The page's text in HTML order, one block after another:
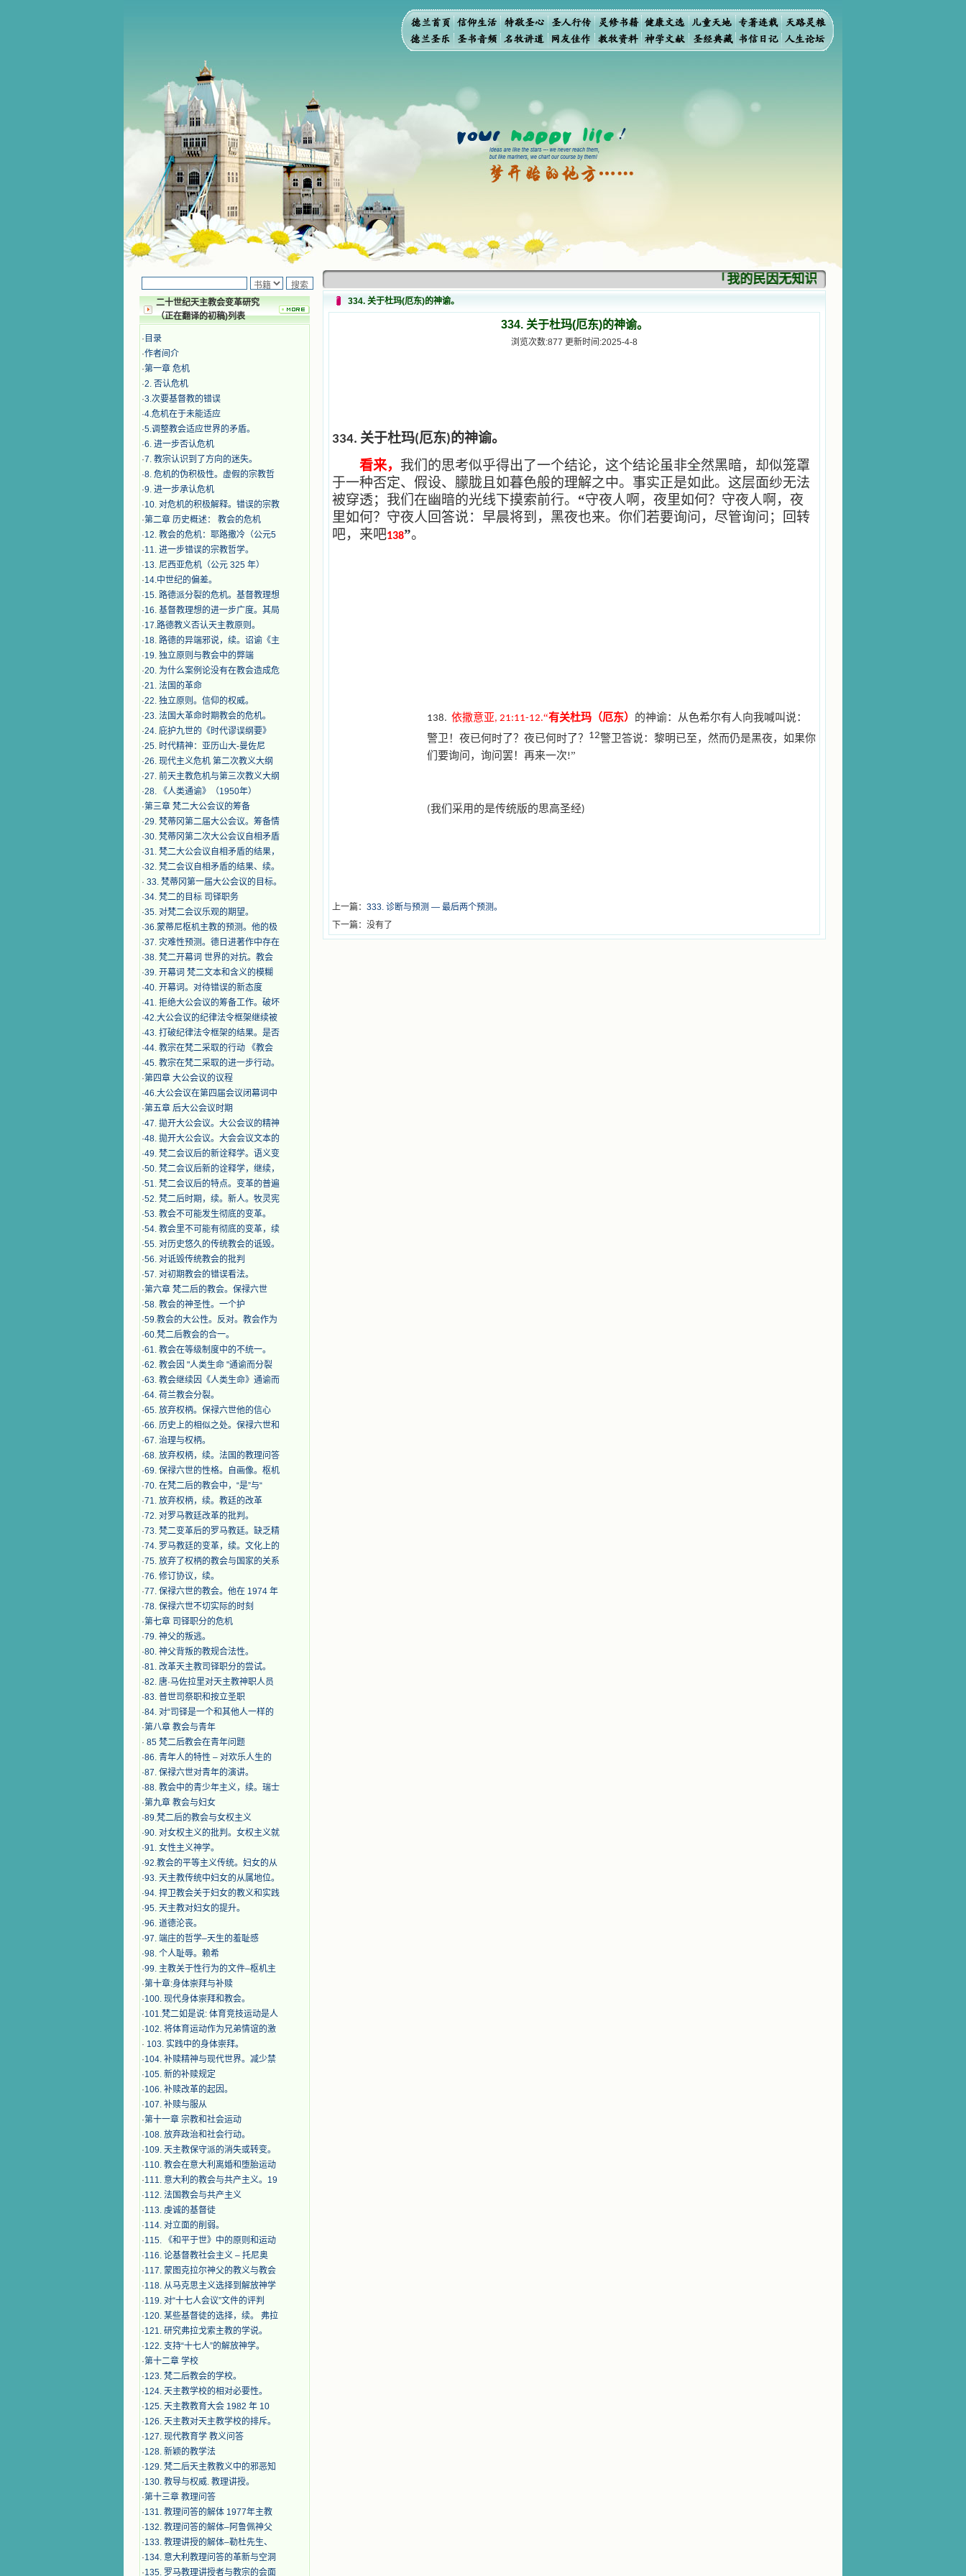
二十世纪天主教会变革研究
（正在翻译的初稿)列表
· 目录
·作者间介
·第一章 危机
·2. 否认危机
·3.次要基督教的错误
·4.危机在于未能适应
·5.调整教会适应世界的矛盾。
·6. 进一步否认危机
·7. 教宗认识到了方向的迷失。
·8. 危机的伪积极性。虚假的宗教哲
·9. 进一步承认危机
·10. 对危机的积极解释。错误的宗教
·第二章 历史概述： 教会的危机
·12. 教会的危机：耶路撒冷（公元5
·11. 进一步错误的宗教哲学。
·13. 尼西亚危机（公元 325 年）
·14.中世纪的偏差。
·15. 路德派分裂的危机。基督教理想
·16. 基督教理想的进一步广度。其局
·17.路德教义否认天主教原则。
·18. 路德的异端邪说，续。诏谕《主
·19. 独立原则与教会中的弊端
·20. 为什么案例论没有在教会造成危
·21. 法国的革命
·22. 独立原则。信仰的权威。
·23. 法国大革命时期教会的危机。
·24. 庇护九世的《时代谬误纲要》
·25. 时代精神：亚历山大-曼佐尼
·26. 现代主义危机 第二次教义大纲
·27. 前天主教危机与第三次教义大纲
·28. 《人类通谕》（1950年）
·第三章 梵二大公会议的筹备
·29. 梵蒂冈第二届大公会议。筹备情
·30. 梵蒂冈第二次大公会议自相矛盾
·31. 梵二大公会议自相矛盾的结果，
·32. 梵二会议自相矛盾的结果、续。
· 33. 梵蒂冈第一届大公会议的目标。
·34. 梵二的目标 司铎职务
·35. 对梵二会议乐观的期望。
·36.蒙蒂尼枢机主教的预测。他的极
·37. 灾难性预测。德日进著作中存在
·38. 梵二开幕词 世界的对抗。教会
·39. 开幕词 梵二文本和含义的模糊
·40. 开幕词。对待错误的新态度
·41. 拒绝大公会议的筹备工作。破坏
·42.大公会议的纪律法令框架继续被
·43. 打破纪律法令框架的结果。是否
·44. 教宗在梵二采取的行动 《教会
·45. 教宗在梵二采取的进一步行动。
·第四章 大公会议的议程
·46.大公会议在第四届会议闭幕词中
·第五章 后大公会议时期
·47. 拋开大公会议。大公会议的精神
·48. 拋开大公会议。大会会议文本的
·49. 梵二会议后的新诠释学。语义变
·50. 梵二会议后新的诠释学，继续，
·51. 梵二会议后的特点。变革的普遍
·52. 梵二后时期，续。新人。牧灵宪
·53. 教会不可能发生彻底的变革。
·54. 教会里不可能有彻底的变革，续
·55. 对历史悠久的传统教会的诋毁。
·56. 对诋毁传统教会的批判
·57. 对初期教会的错误看法。
·第六章 梵二后的教会。保禄六世
·​58. 教会的神圣性。一个护
·59.教会的大公性。反对。教会作为
·60.梵二后教会的合一。
·61. 教会在等级制度中的不统一。
·62. 教会因 "人类生命 "通谕而分裂
·63. 教会继续因《人类生命》通谕而
·64. 荷兰教会分裂。
·65. 放弃权柄。保禄六世他的信心
·66. 历史上的相似之处。保禄六世和
·67. 治理与权柄。
·68. 放弃权柄，续。法国的教理问答
·69. 保禄六世的性格。自画像。枢机
·70. 在梵二后的教会中，“是”与“
·71. 放弃权柄，续。教廷的改革
·72. 对罗马教廷改革的批判。
·73. 梵二变革后的罗马教廷。缺乏精
·74. 罗马教廷的变革，续。文化上的
·75. 放弃了权柄的教会与国家的关系
·76. 修订协议，续。
·77. 保禄六世的教会。他在 1974 年
·78. 保禄六世不切实际的时刻
·第七章 司铎职分的危机
·79. 神父的叛逃。
·80. 神父背叛的教规合法性。
·81. 改革天主教司铎职分的尝试。
·82. 唐·马佐拉里对天主教神职人员
·83. 普世司祭职和按立圣职
·84. 对“司铎是一个和其他人一样的
·第八章 教会与青年
· ​ 85 梵二后教会在青年问题
·86. 青年人的特性 – 对欢乐人生的
·87. 保禄六世对青年的演讲。
·88. 教会中的青少年主义，续。瑞士
·第九章 教会与妇女
·89.梵二后的教会与女权主义
·90. 对女权主义的批判。女权主义就
·91. 女性主义神学。
·92.教会的平等主义传统。妇女的从
·93. 天主教传统中妇女的从属地位。
·94. 捍卫教会关于妇女的教义和实践
·95. 天主教对妇女的提升。
·96. 道德沦丧。
·97. 端庄的哲学–天生的羞耻感
·98. 个人耻辱。赖希
·99. 主教关于性行为的文件–枢机主
·第十章:身体崇拜与补赎
·100. 现代身体崇拜和教会。
·101.梵二如是说: 体育竞技运动是人
·102. 将体育运动作为兄弟情谊的激
· 103. 实践中的身体崇拜。
·104. 补赎精神与现代世界。减少禁
·105. 新的补赎规定
·106. 补赎改革的起因。
·107. 补赎与服从
·第十一章 宗教和社会运动
·108. 放弃政治和社会行动。
·109. 天主教保守派的消失或转变。
·110. 教会在意大利离婚和堕胎运动
·111. 意大利的教会与共产主义。19
·112. 法国教会与共产主义
·113. 虔诚的基督徒
·114. 对立面的削弱。
·115. 《和平于世》中的原则和运动
·116. 论基督教社会主义 – 托尼奥
·117. 蒙图克拉尔神父的教义与教会
·118. 从马克思主义选择到解放神学
·119. 对“十七人会议”文件的评判
·120. 某些基督徒的选择，续。 弗拉
·121. 研究弗拉戈索主教的学说。
·122. 支持“十七人”的解放神学。
·第十二章 学校
·123. 梵二后教会的学校。
·124. 天主教学校的相对必要性。
·125. 天主教教育大会 1982 年 10
·126. 天主教对天主教学校的排斥。
·127. 现代教育学 教义问答
·128. 新颖的教学法
·129. 梵二后天主教教义中的邪恶知
·130. 教导与权威. 教理讲授。
·第十三章 教理问答
·131. 教理问答的解体 1977年主教
·132. 教理问答的解体–阿鲁佩神父
·133. 教理讲授的解体–勒杜先生、
·134. 意大利教理问答的革新与空洞
·135. 罗马教理讲授者与教宗的会面
「我的民因无知识而灭亡。你弃掉知识，我
334. 关于杜玛(厄东)的神谕。
334. 关于杜玛(厄东)的神谕。
浏览次数:877 更新时间:2025-4-8
334. 关于杜玛(厄东) 的神谕。
看来， 我们的思考似乎得出了一个结论，这个结论虽非全然黑暗，却似笼罩
于一种否定、假设、朦胧且如暮色般的理解之中。事实正是如此。这层面纱无法
被穿透；我们在幽暗的光线下摸索前行。 “守夜人啊，夜里如何？守夜人啊，夜
里如何？守夜人回答说：早晨将到，黑夜也来。你们若要询问，尽管询问；回转
吧，来吧138”。
138. 依撒意亚, 21:11-12.“有关杜玛（厄东） 的神谕：从色希尔有人向我喊叫说：
警卫！夜已何时了？夜已何时了？ 12警卫答说：黎明已至，然而仍是黑夜，如果你
们要询问，询问罢！再来一次!”
(我们采用的是传统版的思高圣经)
上一篇： 333. 诊断与预测 — 最后两个预测。
下一篇：没有了